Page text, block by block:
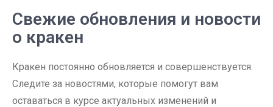
Свежие обновления и новости
о кракен
Кракен постоянно обновляется и совершенствуется.
Следите за новостями, которые помогут вам
оставаться в курсе актуальных изменений и